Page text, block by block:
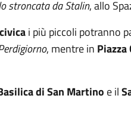
stroncata da Stalin, allo
i più piccoli potranno
, mentre in
di San Martino e il